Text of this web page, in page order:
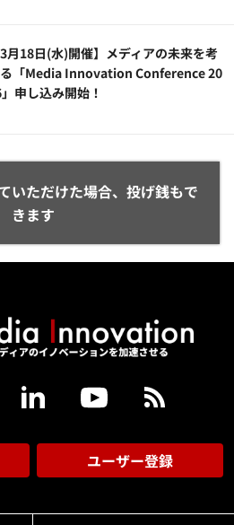
3月18日(水)開催】メディアの未来を考
「Media Innovation Conference 20
申し込み開始！
いただけた場合、投げ銭もで
きます
ユーザー登録